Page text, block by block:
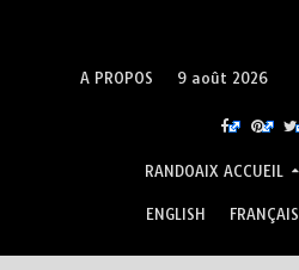
A PROPOS 9 août 2026
RANDOAIX ACCUEIL
ENGLISH FRANÇAIS